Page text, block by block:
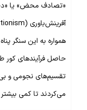
«تصادف محض» یا
همواره به این سنگر
حاصل فرآیندهای کور
تقسیم‌های نجومی و
می‌کردند تا کمی